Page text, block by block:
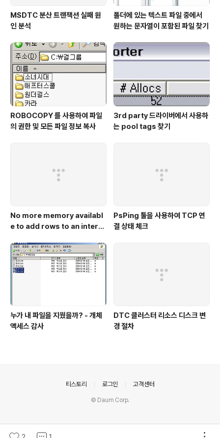
MSDTC 분산 트랜잭션 실패 원
인 분석
폴더에 있는 텍스트 파일 중에서
원하는 문자열이 포함된 파일 찾기
ROBOCOPY 를 사용하여 파일
의 권한 및 모든 파일 정보 복사
3rd party 드라이버에서 사용하
는 pool tags 찾기
No more memory availabl
e to add rows to an intern
PsPing 툴을 사용하여 TCP 연
결 상태 체크
누가 내 파일을 지웠을까? - 개체
액세스 감사
DTC 클러스터 리소스 디스크 변
경 절차
티스토리 로그인 고객센터
© Daum Corp.